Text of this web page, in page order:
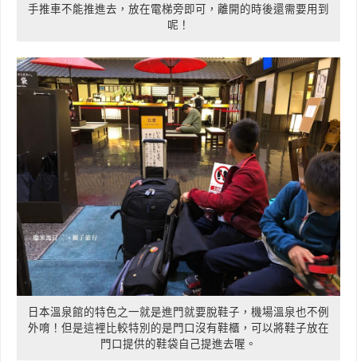
手推車不能推進去，放在電梯旁即可，離開的時後還需要用到
呢！
日本溫泉館的特色之一就是進門就要脫鞋子，機場溫泉也不例
外唷！但是這裡比較特別的是門口沒有鞋櫃，可以將鞋子放在
門口提供的鞋袋自己提進去喔。